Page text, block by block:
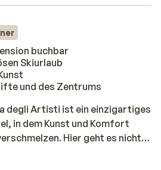
buchbar
Skiurlaub
und des Zentrums
degli Artisti ist ein einzigartiges
in dem Kunst und Komfort
Hier geht es nicht
Wandern in den verschneiten